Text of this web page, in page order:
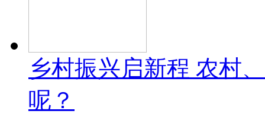
乡村振兴启新程 农村
呢？